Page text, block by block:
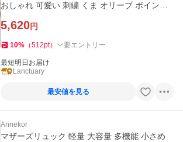
おしゃれ 可愛い 刺繍 くま オリーブ ポイント
5,620円
10% （512pt） 要エントリー
最短明日お届け
Lanctuary
最安値を見る
Annekor
マザーズリュック 軽量 大容量 多機能 小さめ